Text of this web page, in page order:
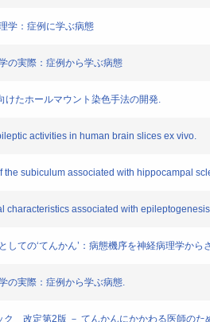
学：症例に学ぶ病態
の実際：症例から学ぶ病態
けたホールマウント染色手法の開発.
activities in human brain slices ex vivo.
the subiculum associated with hippocampal
characteristics associated with
しての‘てんかん’：病態機序を神経病理学から
の実際：症例から学ぶ病態.
ク 改定第2版 － てんかんにかかわる医師のた